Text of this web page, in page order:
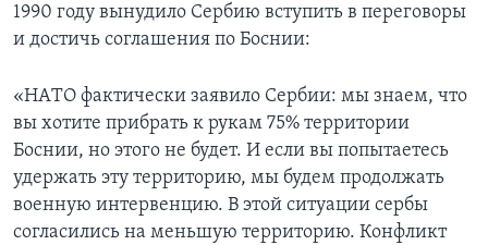
1990 году вынудило Сербию вступить в переговоры
и достичь соглашения по Боснии:
«НАTO фактически заявило Сербии: мы знаем, что
вы хотите прибрать к рукам 75% территории
Боснии, но этого не будет. И если вы попытаетесь
удержать эту территорию, мы будем продолжать
военную интервенцию. В этой ситуации сербы
согласились на меньшую территорию. Конфликт